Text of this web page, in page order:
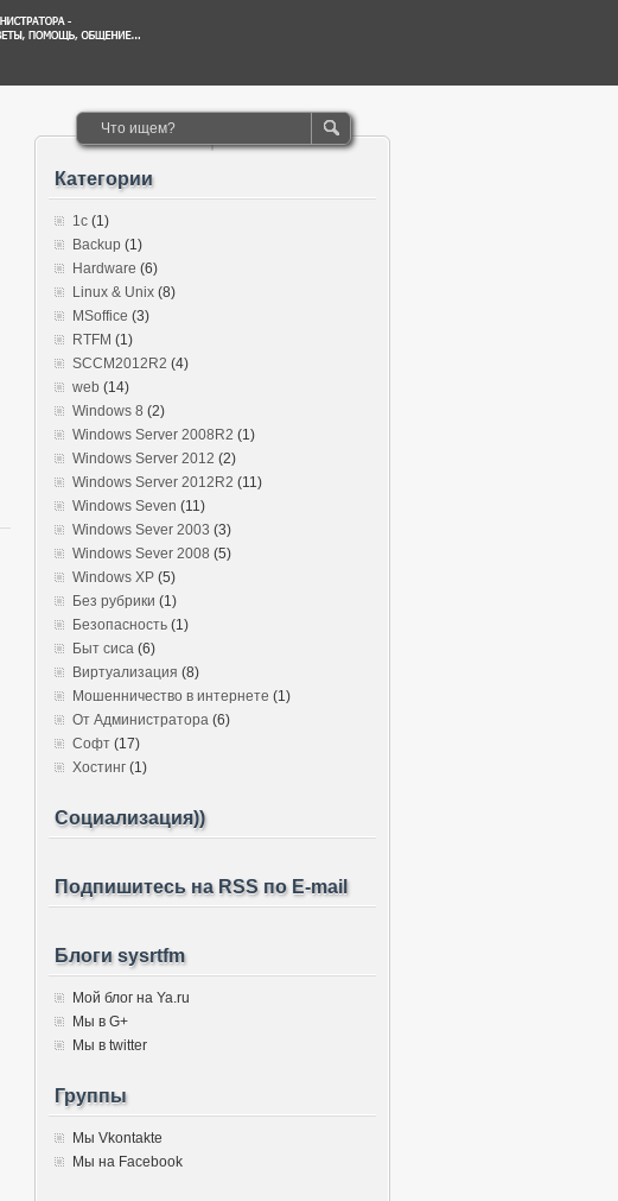
Категории
1c (1)
Backup (1)
Hardware (6)
Linux & Unix (8)
MSoffice (3)
RTFM (1)
SCCM2012R2 (4)
web (14)
Windows 8 (2)
Windows Server 2008R2 (1)
Windows Server 2012 (2)
Windows Server 2012R2 (11)
Windows Seven (11)
Windows Sever 2003 (3)
Windows Sever 2008 (5)
Windows XP (5)
Без рубрики (1)
Безопасность (1)
Быт сиса (6)
Виртуализация (8)
Мошенничество в интернете (1)
От Администратора (6)
Софт (17)
Хостинг (1)
Социализация))
Подпишитесь на RSS по E-mail
Блоги sysrtfm
Мой блог на Ya.ru
Мы в G+
Мы в twitter
Группы
Мы Vkontakte
Мы на Facebook